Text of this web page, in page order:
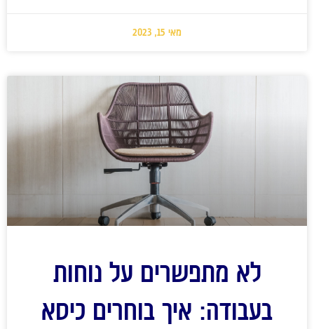
מאי 15, 2023
לא מתפשרים על נוחות
בעבודה: איך בוחרים כיסא